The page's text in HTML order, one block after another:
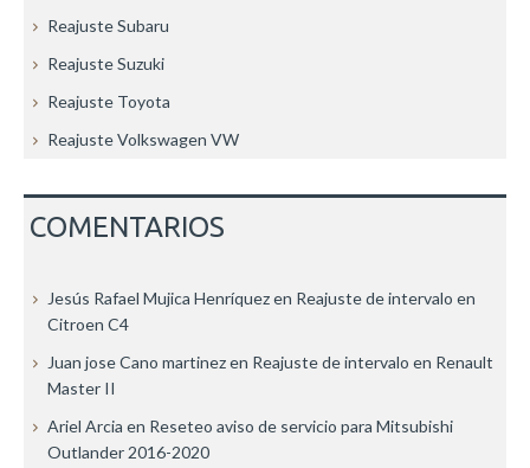
Reajuste Subaru
Reajuste Suzuki
Reajuste Toyota
Reajuste Volkswagen VW
COMENTARIOS
Jesús Rafael Mujica Henríquezen Reajuste de intervalo en
Citroen C4
Juan jose Cano martinezen Reajuste de intervalo en Renault
Master II
Ariel Arcia en Reseteo aviso de servicio para Mitsubishi
Outlander 2016-2020